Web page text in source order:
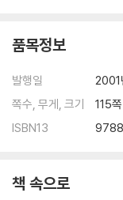
품목정보
발행일
2001
쪽수, 무게, 크기
115
ISBN13
책 속으로